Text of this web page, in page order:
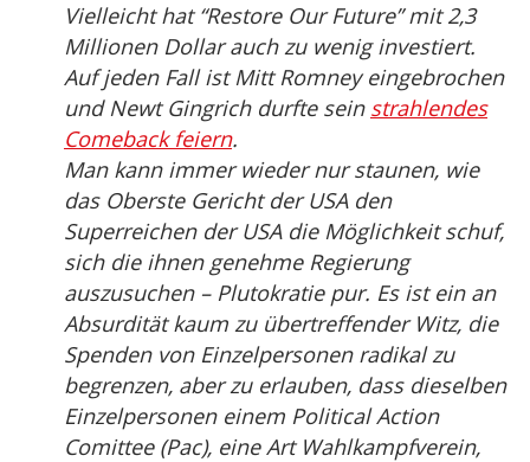
Vielleicht hat “Restore Our Future” mit 2,3
Millionen Dollar auch zu wenig investiert.
Auf jeden Fall ist Mitt Romney eingebrochen
und Newt Gingrich durfte sein strahlendes
Comeback feiern.
Man kann immer wieder nur staunen, wie
das Oberste Gericht der USA den
Superreichen der USA die Möglichkeit schuf,
sich die ihnen genehme Regierung
auszusuchen – Plutokratie pur. Es ist ein an
Absurdität kaum zu übertreffender Witz, die
Spenden von Einzelpersonen radikal zu
begrenzen, aber zu erlauben, dass dieselben
Einzelpersonen einem Political Action
Comittee (Pac), eine Art Wahlkampfverein,